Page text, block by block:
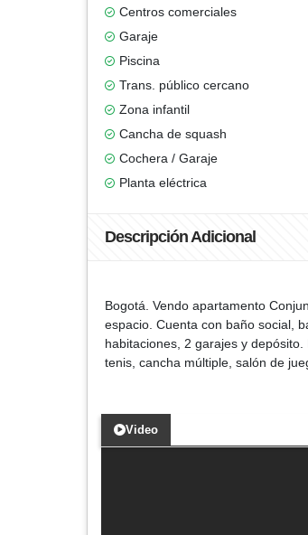
Centros comerciales
Garaje
Piscina
Trans. público cercano
Zona infantil
Cancha de squash
Cochera / Garaje
Planta eléctrica
Descripción Adicional
Bogotá. Vendo apartamento
espacio. Cuenta con baño social,
habitaciones, 2 garajes y
tenis, cancha múltiple, salón de
Video